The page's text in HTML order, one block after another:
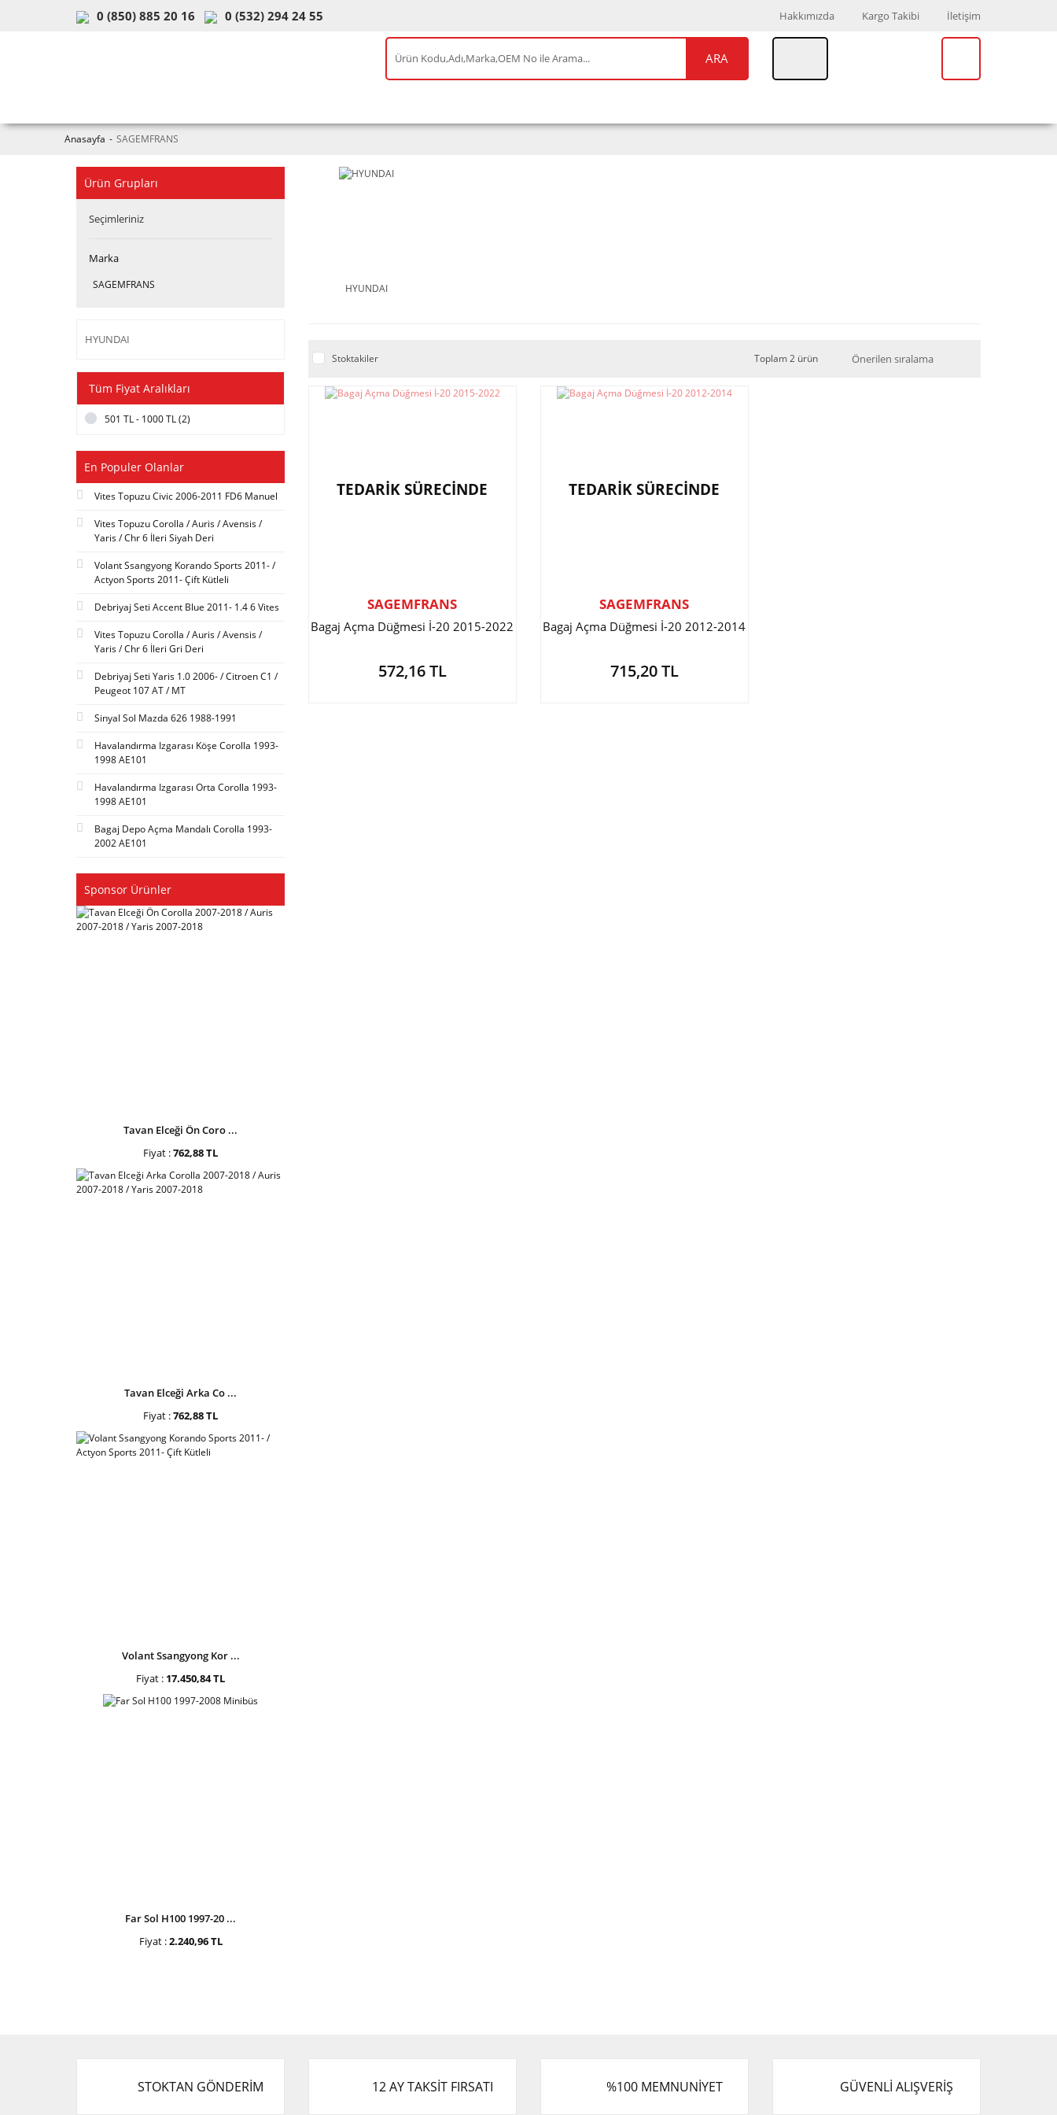
0 (850) 885 20 16 0 (532) 294 24 55 Hakkımızda Kargo Takibi İletişim
ARA
Anasayfa SAGEMFRANS
Ürün Grupları
Seçimleriniz
Marka
SAGEMFRANS
HYUNDAI
Tüm Fiyat Aralıkları
501 TL - 1000 TL (2)
En Populer Olanlar
Vites Topuzu Civic 2006-2011 FD6 Manuel
Vites Topuzu Corolla / Auris / Avensis /
Yaris / Chr 6 İleri Siyah Deri
Volant Ssangyong Korando Sports 2011- /
Actyon Sports 2011- Çift Kütleli
Debriyaj Seti Accent Blue 2011- 1.4 6 Vites
Vites Topuzu Corolla / Auris / Avensis /
Yaris / Chr 6 İleri Gri Deri
Debriyaj Seti Yaris 1.0 2006- / Citroen C1 /
Peugeot 107 AT / MT
Sinyal Sol Mazda 626 1988-1991
Havalandırma Izgarası Köşe Corolla 1993-
1998 AE101
Havalandırma Izgarası Orta Corolla 1993-
1998 AE101
Bagaj Depo Açma Mandalı Corolla 1993-
2002 AE101
Sponsor Ürünler
Tavan Elceği Ön Coro ...
Fiyat :762,88 TL
Tavan Elceği Arka Co ...
Fiyat :762,88 TL
Volant Ssangyong Kor ...
Fiyat : 17.450,84 TL
Far Sol H100 1997-20 ...
Fiyat :2.240,96 TL
HYUNDAI
Stoktakiler Toplam 2 ürün
TEDARİK SÜRECİNDE
SAGEMFRANS
Bagaj Açma Düğmesi İ-20 2015-2022
572,16 TL
TEDARİK SÜRECİNDE
SAGEMFRANS
Bagaj Açma Düğmesi İ-20 2012-2014
715,20 TL
STOKTAN GÖNDERİM 12 AY TAKSİT FIRSATI %100 MEMNUNİYET GÜVENLİ ALIŞVERİŞ